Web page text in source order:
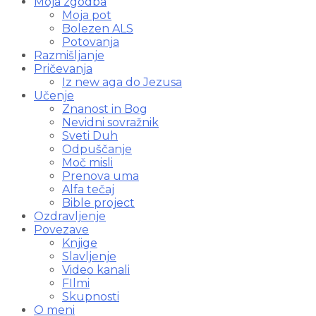
Moja pot
Bolezen ALS
Potovanja
Razmišljanje
Pričevanja
Iz new aga do Jezusa
Učenje
Znanost in Bog
Nevidni sovražnik
Sveti Duh
Odpuščanje
Moč misli
Prenova uma
Alfa tečaj
Bible project
Ozdravljenje
Povezave
Knjige
Slavljenje
Video kanali
FIlmi
Skupnosti
O meni